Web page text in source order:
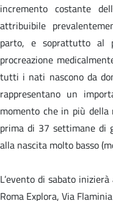
incremento costante
attribuibile
parto, e soprattutto al
procreazione
tutti i nati nascono da
rappresentano un
momento che in più della
prima di 37 settimane di
alla nascita molto basso
L’evento di sabato
Roma Explora, Via